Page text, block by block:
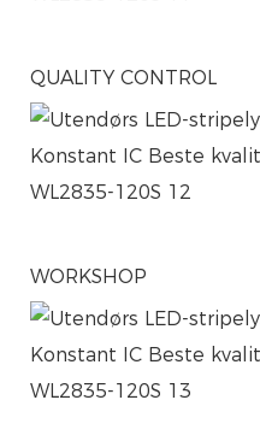
QUALITY CONTROL
WORKSHOP